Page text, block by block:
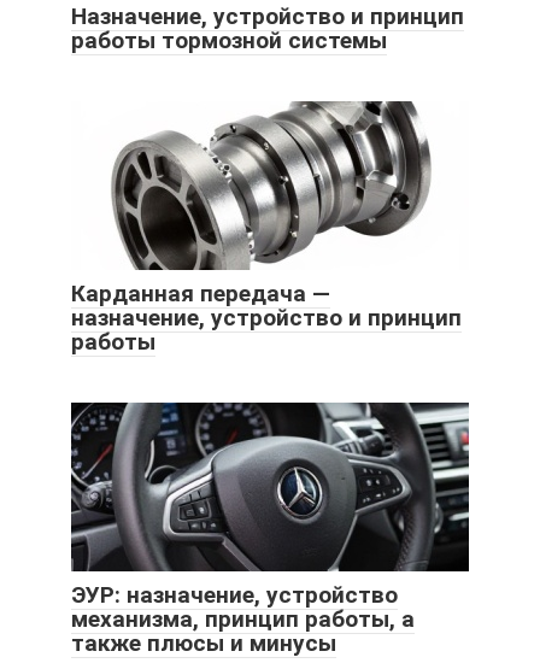
Назначение, устройство и принцип
работы тормозной системы
Карданная передача —
назначение, устройство и принцип
работы
ЭУР: назначение, устройство
механизма, принцип работы, а
также плюсы и минусы